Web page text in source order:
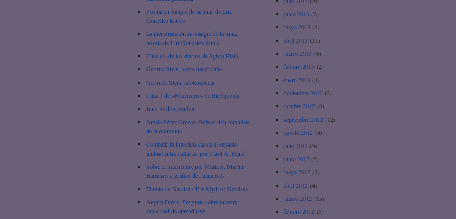
Poema en Sangre de la luna, de Luz
González Rubio
La menstruación en Sangre de la luna,
novela de Luz González Rubio
Citas (1) de los diarios de Sylvia Plath
Gertrud Stein, sobre hacer daño
Gertrude Stein, adolescencia
Citas 1 de «Machismo» de Barbijaputa
June Jordan, confiar
Amaia Pérez Orozco, Subversión feminista
de la economía
Combatir la injusticia desde el espacio
umbral entre culturas, por Carol A. Hand
Sobre el machismo, por María S. Martín
Barranco y gráfico de Juana Inés
El mito de Narcisa / The Myth of Narcissa
Angela Davis: Pregunta sobre nuestra
capacidad de aprendizaje
junio 2013 (2)
mayo 2013 (4)
abril 2013 (11)
marzo 2013 (6)
febrero 2013 (2)
enero 2013 (1)
noviembre 2012 (2)
octubre 2012 (6)
septiembre 2012 (12)
agosto 2012 (4)
julio 2012 (5)
junio 2012 (5)
mayo 2012 (1)
abril 2012 (4)
marzo 2012 (15)
febrero 2012 (5)